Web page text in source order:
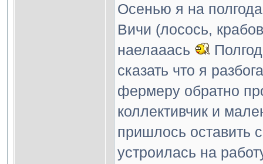
Осенью я на
Вичи (лосось,
наелааась
сказать что я
фермеру обратно
коллективчик и
пришлось оставить
устроилась на